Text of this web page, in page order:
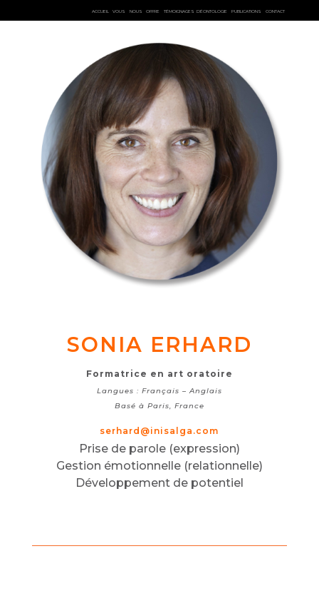
ACCUEIL VOUS NOUS OFFRE TÉMOIGNAGES DÉONTOLOGIE PUBLICATIONS CONTACT
SONIA ERHARD
Formatrice en art oratoire
Langues : Français – Anglais
Basé à Paris, France
serhard@inisalga.com
Prise de parole (expression)
Gestion émotionnelle (relationnelle)
Développement de potentiel